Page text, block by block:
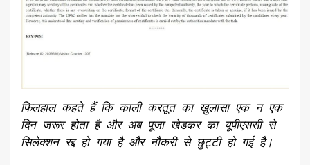
फिलहाल कहते हैं कि काली करतूत का खुलासा एक न एक
दिन जरूर होता है और अब पूजा खेडकर का यूपीएससी से
सिलेक्शन रद्द हो गया है और नौकरी से छुट्टी हो गई है।